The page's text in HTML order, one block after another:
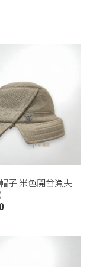
子 米色開岔漁夫